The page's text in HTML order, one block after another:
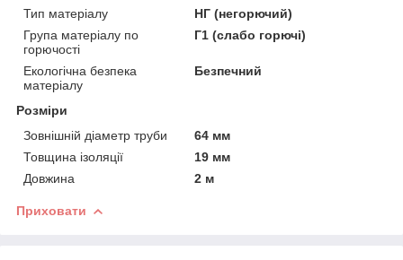
Тип матеріалу
НГ (негорючий)
Група матеріалу по
горючості
Г1 (слабо горючі)
Екологічна безпека
матеріалу
Безпечний
Розміри
Зовнішній діаметр труби
64 мм
Товщина ізоляції
19 мм
Довжина
2 м
Приховати